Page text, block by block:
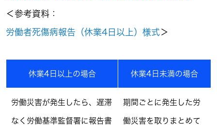
＜参考資料：
労働者死傷病報告（休業4日以上）様式＞
休業4日以上の場合 休業4日未満の場合
労働災害が発生したら、遅滞
なく労働基準監督署に報告書
期間ごとに発生した労
働災害を取りまとめて